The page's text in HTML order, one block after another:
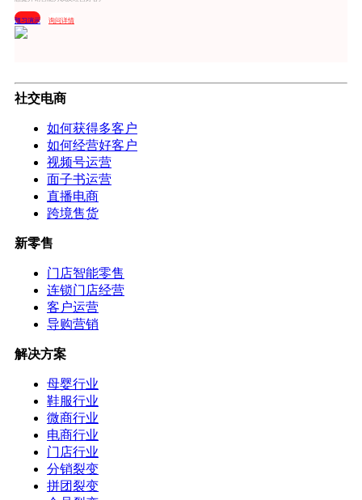
预习演示 询问详情
社交电商
如何获得多客户
如何经营好客户
视频号运营
面子书运营
直播电商
跨境售货
新零售
门店智能零售
连锁门店经营
客户运营
导购营销
解决方案
母婴行业
鞋服行业
微商行业
电商行业
门店行业
分销裂变
拼团裂变